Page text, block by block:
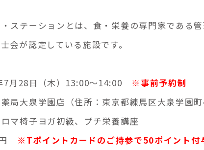
ステーションとは、食・栄養の専門家である
会が認定している施設です。
月28日（木）13:00～14:00 ※事前予約制
局大泉学園店（住所：東京都練馬区大泉学園町
マ椅子ヨガ初級、プチ栄養講座
※Tポイントカードのご持参で50ポイント付